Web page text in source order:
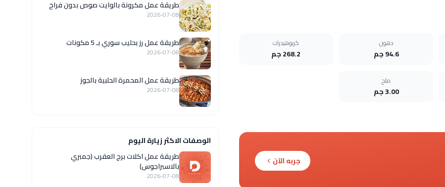
دهون
94.6 جم
كربوهيدرات
268.2 جم
ملح
3.00 جم
جربه الآن
طريقة عمل مكرونة بالوايت صوص بدون فراخ
2026-07-08
طريقة عمل رز بحليب سوري بـ 5 مكونات
2026-07-08
طريقة عمل المحمرة الحلبية بالجوز
2026-07-08
الوصفات الاكثر زيارة اليوم
طريقة عمل اكلات برج العقرب (جمبري
بالاسبراجوس)
2026-07-08